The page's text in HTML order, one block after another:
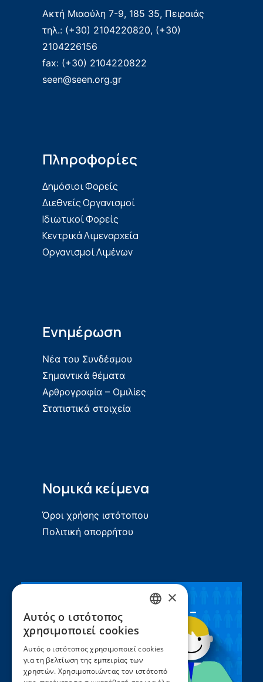
Ακτή Μιαούλη 7-9, 185 35, Πειραιάς
τηλ.: (+30) 2104220820, (+30)
2104226156
fax: (+30) 2104220822
seen@seen.org.gr
Πληροφορίες
Δημόσιοι Φορείς
Διεθνείς Οργανισμοί
Ιδιωτικοί Φορείς
Κεντρικά Λιμεναρχεία
Οργανισμοί Λιμένων
Ενημέρωση
Νέα του Συνδέσμου
Σημαντικά θέματα
Αρθρογραφία – Ομιλίες
Στατιστικά στοιχεία
Νομικά κείμενα
Όροι χρήσης ιστότοπου
Πολιτική απορρήτου
Συνεργασία ΣEEN –
UNICEF
×
Αυτός ο ιστότοπος
χρησιμοποιεί cookies
Αυτός ο ιστότοπος χρησιμοποιεί cookies
για τη βελτίωση της εμπειρίας των
χρηστών. Χρησιμοποιώντας τον ιστότοπό